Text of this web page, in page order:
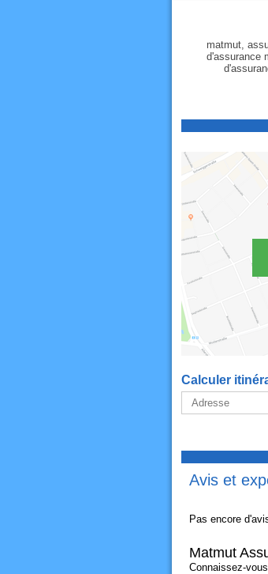
matmut,
d'assurance
Calculer
Avis et
Pas encore
Matmut
Connaissez-